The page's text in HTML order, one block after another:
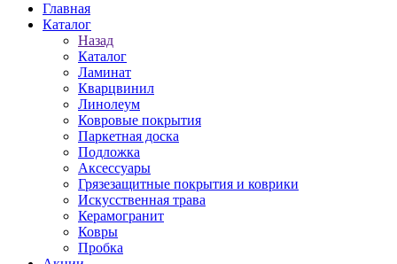
Главная
Каталог
Назад
Каталог
Ламинат
Кварцвинил
Линолеум
Ковровые покрытия
Паркетная доска
Подложка
Аксессуары
Грязезащитные покрытия и коврики
Искусственная трава
Керамогранит
Ковры
Пробка